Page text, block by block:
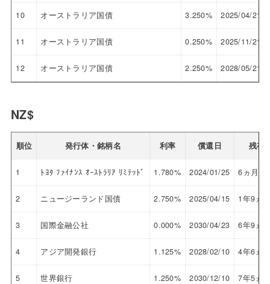
10 オーストラリア国債 3.250% 2025/04/21
11 オーストラリア国債 0.250% 2025/11/21
12 オーストラリア国債 2.250% 2028/05/21
NZ$
順位 発行体・銘柄名 利率 償還日 残存
1 ﾄﾖﾀ ﾌｧｲﾅﾝｽ ｵｰｽﾄﾗﾘｱ ﾘﾐﾃｯﾄﾞ 1.780% 2024/01/25 6ヵ月
2 ニュージーランド国債 2.750% 2025/04/15 1年9ヵ
3 国際金融公社 0.000% 2030/04/23 6年9ヵ
4 アジア開発銀行 1.125% 2028/02/10 4年6ヵ
5 世界銀行 1.250% 2030/12/10 7年5ヵ